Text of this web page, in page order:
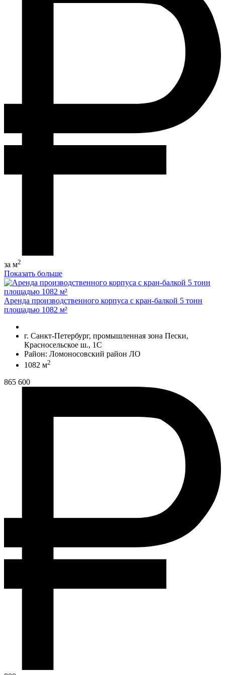
за м2
Показать больше
Аренда производственного корпуса с кран-балкой 5 тонн
площадью 1082 м²
г. Санкт-Петербург, промышленная зона Пески,
Красносельское ш., 1С
Район: Ломоносовский район ЛО
1082 м2
865 600